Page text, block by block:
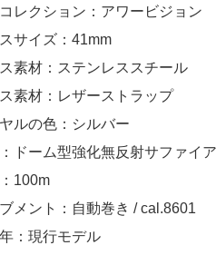
レクション：アワービジョン
サイズ：41mm
素材：ステンレススチール
素材：レザーストラップ
ルの色：シルバー
ドーム型強化無反射サファイ
100m
メント：自動巻き / cal.8601
：現行モデル